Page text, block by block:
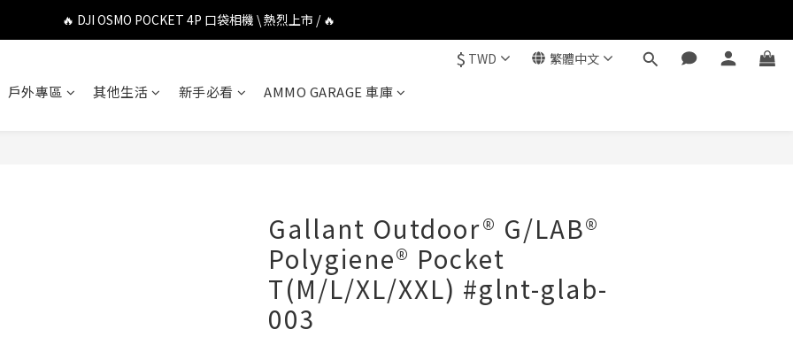
🔥 DJI OSMO POCKET 4P 口袋相機 \ 熱烈上市 / 🔥
🔥 DJI OSMO POCKET 4P 口袋相機 \ 熱烈上市 / 🔥
🔥 Insta360 GO Ultra Hello Kitty 聯名限定套裝 \ 時尚上市 / 🔥
$ TWD 繁體中文
戶外專區 其他生活 新手必看 AMMO GARAGE 車庫
Gallant Outdoor® G/LAB®
Polygiene® Pocket
T(M/L/XL/XXL) #glnt-glab-
003